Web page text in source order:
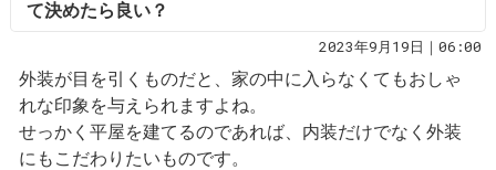
て決めたら良い？
2023年9月19日｜06:00
外装が目を引くものだと、家の中に入らなくてもおしゃ
れな印象を与えられますよね。
せっかく平屋を建てるのであれば、内装だけでなく外装
にもこだわりたいものです。